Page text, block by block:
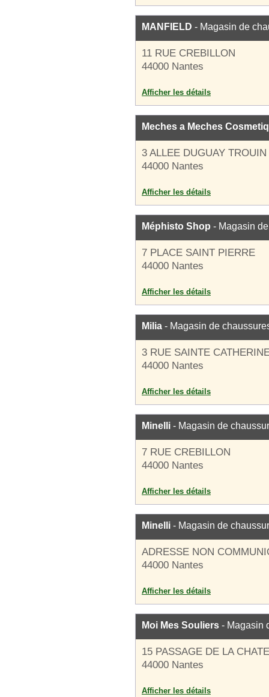
MANFIELD - Magasin de
11 RUE CREBILLON
44000 Nantes
Afficher les détails
Meches a Meches
3 ALLEE DUGUAY TROUIN
44000 Nantes
Afficher les détails
Méphisto Shop - Magasin
7 PLACE SAINT PIERRE
44000 Nantes
Afficher les détails
Milia - Magasin de
3 RUE SAINTE
44000 Nantes
Afficher les détails
Minelli - Magasin de
7 RUE CREBILLON
44000 Nantes
Afficher les détails
Minelli - Magasin de
ADRESSE NON
44000 Nantes
Afficher les détails
Moi Mes Souliers - Magasin
15 PASSAGE DE LA
44000 Nantes
Afficher les détails